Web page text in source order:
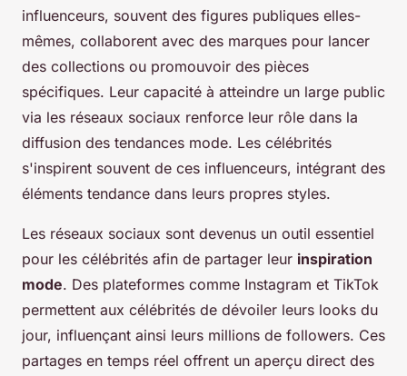
influenceurs, souvent des figures publiques elles-
mêmes, collaborent avec des marques pour lancer
des collections ou promouvoir des pièces
spécifiques. Leur capacité à atteindre un large public
via les réseaux sociaux renforce leur rôle dans la
diffusion des tendances mode. Les célébrités
s'inspirent souvent de ces influenceurs, intégrant des
éléments tendance dans leurs propres styles.
Les réseaux sociaux sont devenus un outil essentiel
pour les célébrités afin de partager leur inspiration
mode. Des plateformes comme Instagram et TikTok
permettent aux célébrités de dévoiler leurs looks du
jour, influençant ainsi leurs millions de followers. Ces
partages en temps réel offrent un aperçu direct des